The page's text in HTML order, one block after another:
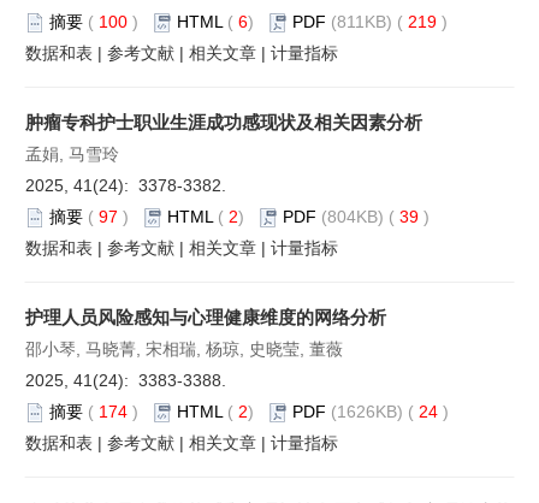
摘要 ( 100 ) HTML ( 6) PDF (811KB) ( 219 )
数据和表 | 参考文献 | 相关文章 | 计量指标
肿瘤专科护士职业生涯成功感现状及相关因素分析
孟娟, 马雪玲
2025, 41(24): 3378-3382.
摘要 ( 97 ) HTML ( 2) PDF (804KB) ( 39 )
数据和表 | 参考文献 | 相关文章 | 计量指标
护理人员风险感知与心理健康维度的网络分析
邵小琴, 马晓菁, 宋相瑞, 杨琼, 史晓莹, 董薇
2025, 41(24): 3383-3388.
摘要 ( 174 ) HTML ( 2) PDF (1626KB) ( 24 )
数据和表 | 参考文献 | 相关文章 | 计量指标